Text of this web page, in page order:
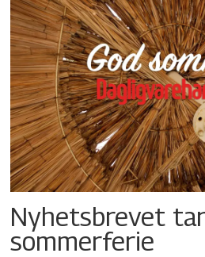
Nyhetsbrevet
sommerferie